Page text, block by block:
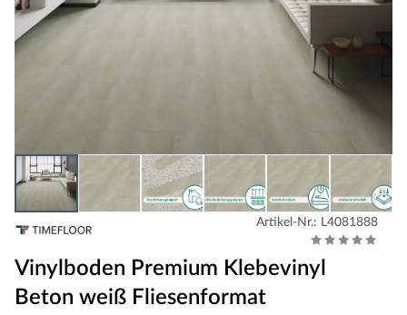
Artikel-Nr.: L4081888
Vinylboden Premium Klebevinyl
Beton weiß Fliesenformat